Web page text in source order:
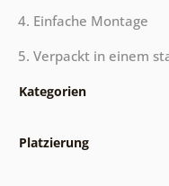
4. Einfache Montage
5. Verpackt in einem
Kategorien
Platzierung